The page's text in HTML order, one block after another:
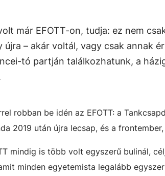
már EFOTT-on, tudja: ez nem
újra – akár voltál, vagy csak annak
tó partján találkozhatunk, a
robban be idén az EFOTT: a
2019 után újra lecsap, és a
mindig is több volt egyszerű bulinál,
minden egyetemista legalább